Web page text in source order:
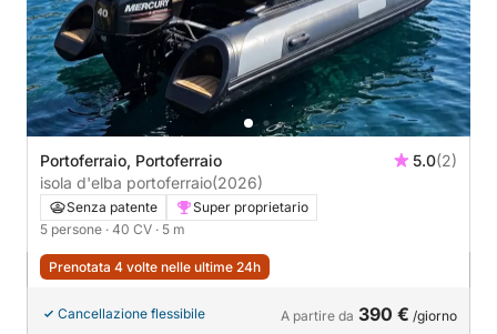
Portoferraio, Portoferraio 5.0(2)
isola d'elba portoferraio(2026)
Senza patente
Super proprietario
5 persone · 40 CV · 5 m
Prenotata 4 volte nelle ultime 24h
Cancellazione flessibile A partire da 390 € /giorno